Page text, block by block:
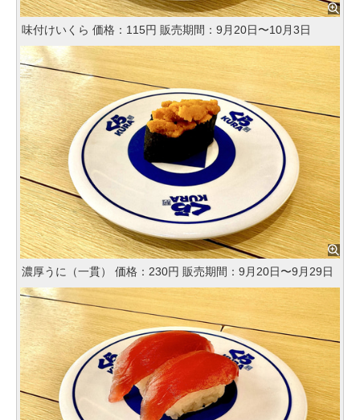
味付けいくら 価格：115円 販売期間：9月20日〜10月3日
濃厚うに（一貫） 価格：230円 販売期間：9月20日〜9月29日